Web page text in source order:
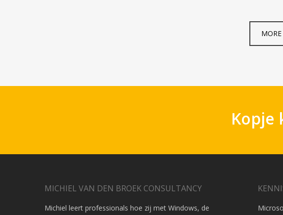
Kopje
MICHIEL VAN DEN BROEK CONSULTANCY
Michiel leert professionals hoe zij met Windows, de